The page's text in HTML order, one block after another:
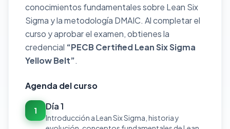
conocimientos fundamentales sobre Lean Six
Sigma y la metodología DMAIC. Al completar el
curso y aprobar el examen, obtienes la
credencial “PECB Certified Lean Six Sigma
Yellow Belt”.
Agenda del curso
1 Día 1
Introducción a Lean Six Sigma, historia y